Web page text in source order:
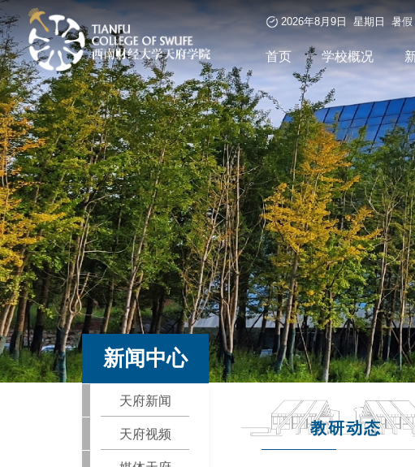
2026年8月9日 星期日 暑假
首页 学校概况
新闻中心
天府新闻
天府视频 教研动态